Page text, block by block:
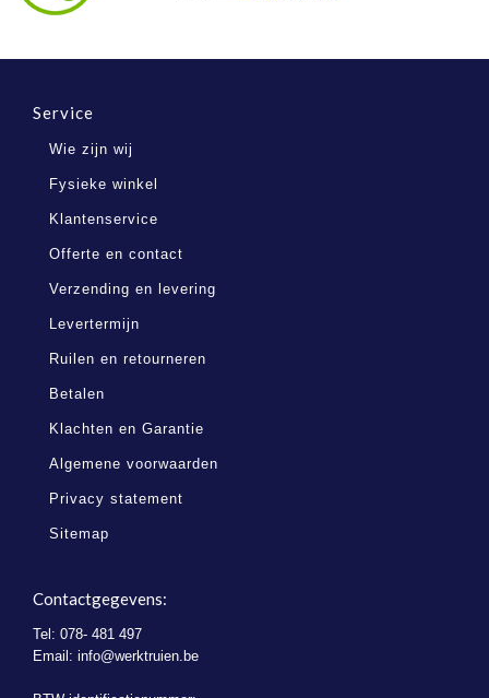
Service
Wie zijn wij
Fysieke winkel
Klantenservice
Offerte en contact
Verzending en levering
Levertermijn
Ruilen en retourneren
Betalen
Klachten en Garantie
Algemene voorwaarden
Privacy statement
Sitemap
Contactgegevens:
Tel: 078- 481 497
Email: info@werktruien.be